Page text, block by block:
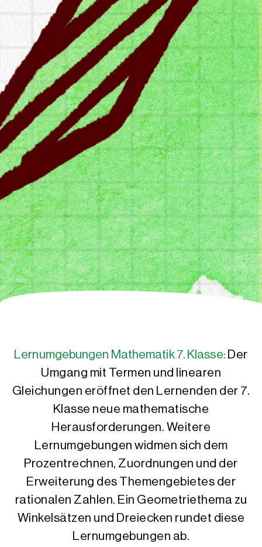
Lernumgebungen Mathematik 7. Klasse: Der
Umgang mit Termen und linearen
Gleichungen eröffnet den Lernenden der 7.
Klasse neue mathematische
Herausforderungen. Weitere
Lernumgebungen widmen sich dem
Prozentrechnen, Zuordnungen und der
Erweiterung des Themengebietes der
rationalen Zahlen. Ein Geometriethema zu
Winkelsätzen und Dreiecken rundet diese
Lernumgebungen ab.